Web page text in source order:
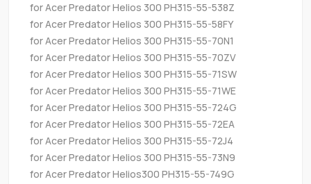
for Acer Predator Helios 300 PH315-55-538Z
for Acer Predator Helios 300 PH315-55-58FY
for Acer Predator Helios 300 PH315-55-70N1
for Acer Predator Helios 300 PH315-55-70ZV
for Acer Predator Helios 300 PH315-55-71SW
for Acer Predator Helios 300 PH315-55-71WE
for Acer Predator Helios 300 PH315-55-724G
for Acer Predator Helios 300 PH315-55-72EA
for Acer Predator Helios 300 PH315-55-72J4
for Acer Predator Helios 300 PH315-55-73N9
for Acer Predator Helios300 PH315-55-749G